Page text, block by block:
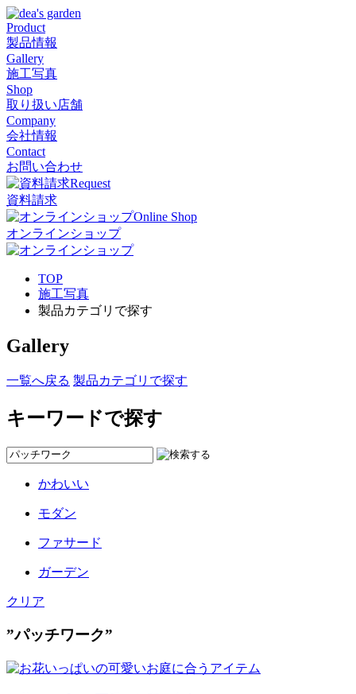
Product
製品情報
Gallery
施工写真
Shop
取り扱い店舗
Company
会社情報
Contact
お問い合わせ
Request
資料請求
Online Shop
オンラインショップ
TOP
施工写真
製品カテゴリで探す
Gallery
一覧へ戻る 製品カテゴリで探す
キーワードで探す
かわいい
モダン
ファサード
ガーデン
クリア
”パッチワーク”